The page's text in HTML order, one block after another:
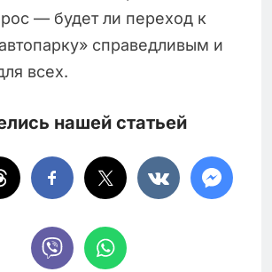
— будет ли переход к
справедливым и
всех.
нашей статьей